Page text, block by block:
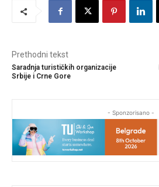
Prethodni tekst
Saradnja turističkih organizacije
Srbije i Crne Gore
- Sponzorisano -